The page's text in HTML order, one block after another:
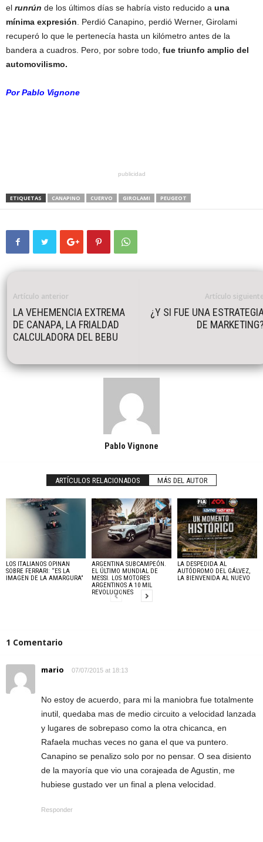
el runrún de los últimos días se habría visto reducido a una
mínima expresión . Perdió Canapino, perdió Werner, Girolami
recuperó lo que le pertenecía hasta un kilómetro antes de la
bandera a cuadros. Pero, por sobre todo, fue triunfo amplio del
automovilismo.
Por Pablo Vignone
publicidad
ETIQUETAS CANAPINO CUERVO GIROLAMI PEUGEOT
Artículo anterior
LA VEHEMENCIA EXTREMA
DE CANAPA, LA FRIALDAD
CALCULADORA DEL BEBU
Artículo
¿Y SI FUE UNA
DE
Pablo Vignone
ARTÍCULOS RELACIONADOS MÁS DEL AUTOR
LOS ITALIANOS OPINAN
SOBRE FERRARI: “ES LA
IMAGEN DE LA AMARGURA”
ARGENTINA SUBCAMPEÓN.
EL ÚLTIMO MUNDIAL DE
MESSI. LOS MOTORES
ARGENTINOS A 10 MIL
REVOLUCIONES
LA DESPEDIDA AL
AUTÓDROMO DEL GÁLVEZ,
LA BIENVENIDA AL NUEVO
1 Comentario
mario 07/07/2015 at 18:13
No estoy de acuerdo, para mi la maniobra fue totalmente
inutil, quedaba mas de medio circuito a velocidad lanzada
y lugares de sobrepaso como la otra chicanca, en
Rafaela muchas veces no gana el que va puntero.
Canapino se penalizo solo por no pensar. O sea disiento
de la mayoría que vio una corajeada de Agustin, me
hubiese gustado ver un final a plena velocidad.
Responder